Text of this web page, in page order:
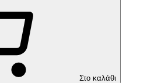
Στο καλάθι